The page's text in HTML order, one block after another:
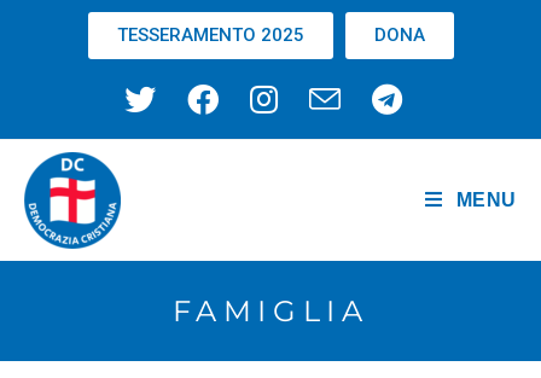
TESSERAMENTO 2025 DONA
MENU
FAMIGLIA